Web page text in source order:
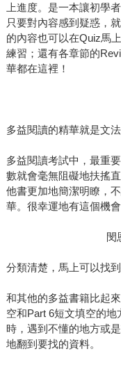
上進度。是一本讓初學
只要對內容感到疑惑，
的內容也可以在Quiz馬
練習；還有各章節的
華都在這裡！
多益閱讀的精華就是文法
多益閱讀考試中，最重
數就會毫無阻礙地扶搖
他書更加地簡潔明瞭，
華。很幸運地有這個機
閔
分類清楚，馬上可以找
和其他的多益書籍比起
空和Part 6短文填空的
時，遇到不懂的地方或
地翻到要找的資料。